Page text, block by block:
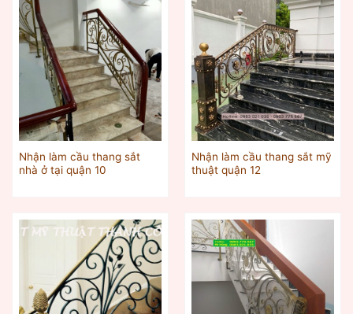
Nhận làm cầu thang sắt
nhà ở tại quận 10
Nhận làm cầu thang sắt mỹ
thuật quận 12